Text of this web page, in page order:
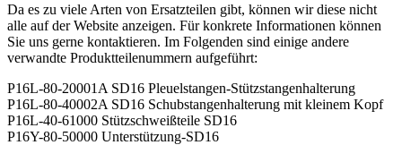
Da es zu viele Arten von Ersatzteilen gibt, können wir diese nicht
alle auf der Website anzeigen. Für konkrete Informationen können
Sie uns gerne kontaktieren. Im Folgenden sind einige andere
verwandte Produktteilenummern aufgeführt:
P16L-80-20001A SD16 Pleuelstangen-Stützstangenhalterung
P16L-80-40002A SD16 Schubstangenhalterung mit kleinem Kopf
P16L-40-61000 Stützschweißteile SD16
P16Y-80-50000 Unterstützung-SD16